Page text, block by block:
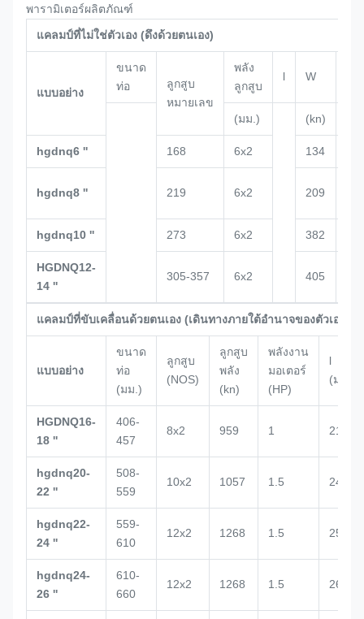
พารามิเตอร์ผลิตภัณฑ์
แคลมป์ที่ไม่ใช่ตัวเอง (ดึงด้วยตนเอง)
แบบอย่าง
ขนาด
ท่อ
ลูกสูบ
หมายเลข
พลัง
ลูกสูบ
l W
(มม.) (kn)
hgdnq6 '' 168 6x2 134
hgdnq8 '' 219 6x2 209
hgdnq10 '' 273 6x2 382
HGDNQ12-
14 ''
305-357 6x2 405
แคลมป์ที่ขับเคลื่อนด้วยตนเอง (เดินทางภายใต้อำนาจของตัวเอง)
แบบอย่าง
ขนาด
ท่อ
(มม.)
ลูกสูบ
(NOS)
ลูกสูบ
พลัง
(kn)
พลังงาน
มอเตอร์
(HP)
l
(มม.)
HGDNQ16-
18 ''
406-
457
8x2 959 1 2132
hgdnq20-
22 ''
508-
559
10x2 1057 1.5 2434
hgdnq22-
24 ''
559-
610
12x2 1268 1.5 2500
hgdnq24-
26 ''
610-
660
12x2 1268 1.5 2672